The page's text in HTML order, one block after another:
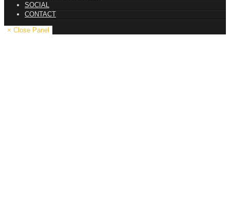
SOCIAL
CONTACT
× Close Panel